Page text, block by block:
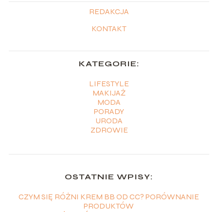
REDAKCJA
KONTAKT
KATEGORIE:
LIFESTYLE
MAKIJAŻ
MODA
PORADY
URODA
ZDROWIE
OSTATNIE WPISY:
CZYM SIĘ RÓŻNI KREM BB OD CC? PORÓWNANIE
PRODUKTÓW